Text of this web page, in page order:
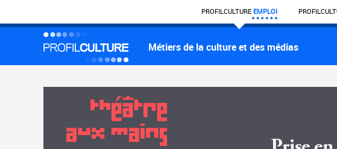
PROFILCULTURE EMPLOI PROFIL
Métiers de la culture et des médias